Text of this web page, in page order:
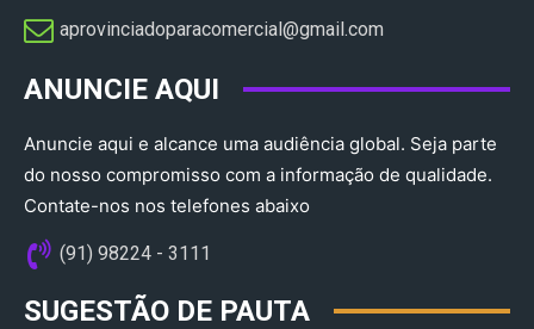
aprovinciadoparacomercial@gmail.com​
ANUNCIE AQUI
Anuncie aqui e alcance uma audiência global. Seja parte
do nosso compromisso com a informação de qualidade.
Contate-nos nos telefones abaixo
(91) 98224 - 3111
SUGESTÃO DE PAUTA